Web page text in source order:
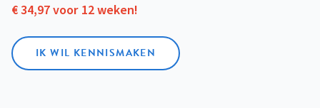
€ 34,97 voor 12 weken!
IK WIL KENNISMAKEN